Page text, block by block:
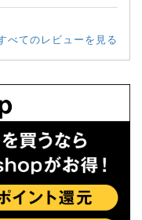
べてのレビューを見る